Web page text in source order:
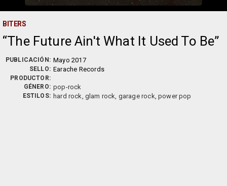
BITERS
The Future Ain't What It Used To Be
PUBLICACIÓN: Mayo 2017
SELLO: Earache Records
PRODUCTOR:
GÉNERO: pop-rock
ESTILOS: hard rock, glam rock, garage rock, power pop